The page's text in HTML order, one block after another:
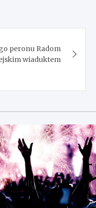
peronu Radom
wiaduktem